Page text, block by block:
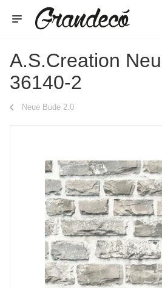
A.S.Creation
36140-2
Neue Bude 2.0